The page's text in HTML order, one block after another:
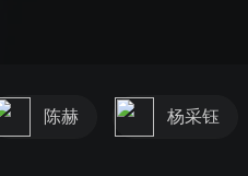
陈赫 杨采钰